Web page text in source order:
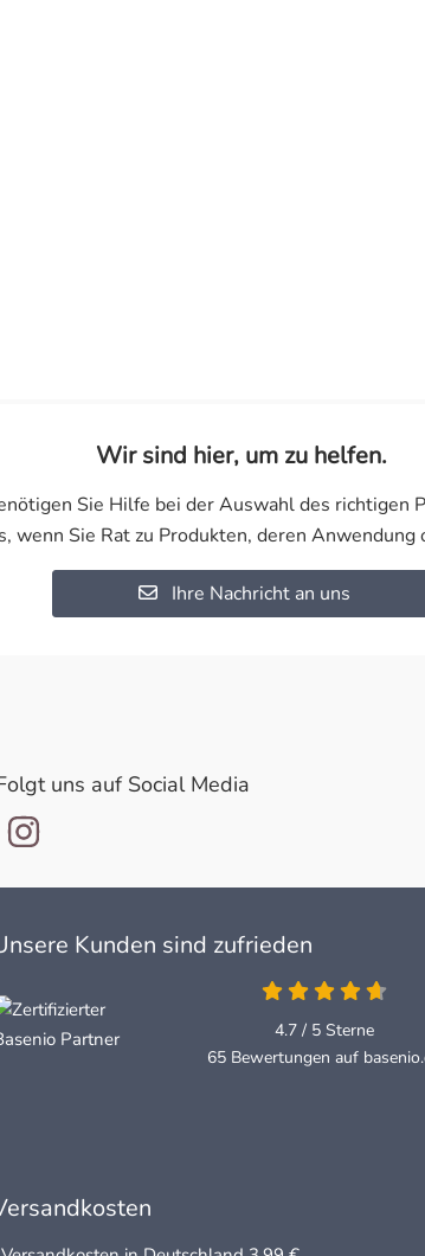
Wir sind hier, um zu helfen.
Sie Hilfe bei der Auswahl des richtigen
wenn Sie Rat zu Produkten, deren
Ihre Nachricht an uns
uns auf Social Media
Kunden sind zufrieden
4.7 / 5 Sterne
65 Bewertungen auf